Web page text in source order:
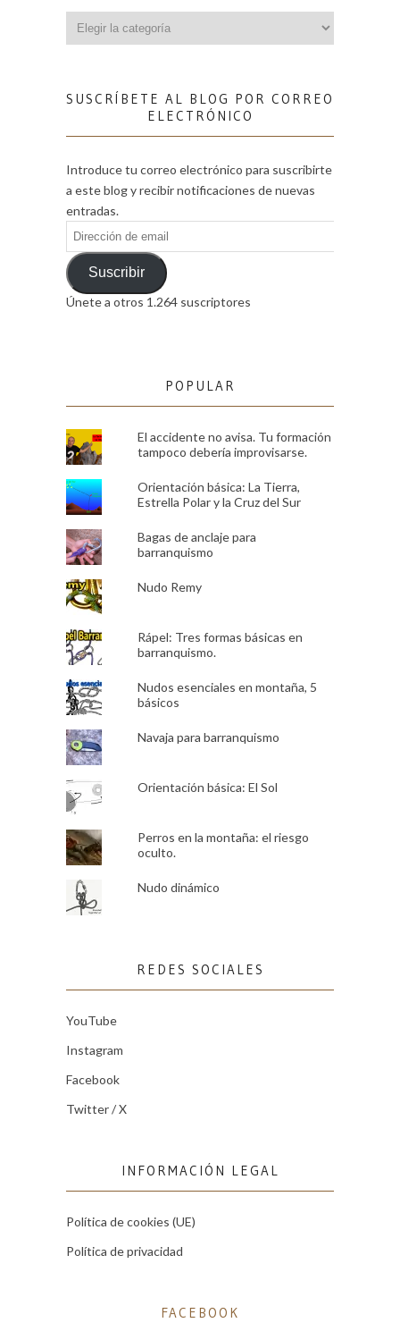
SUSCRÍBETE AL BLOG POR CORREO
ELECTRÓNICO
Introduce tu correo electrónico para suscribirte
a este blog y recibir notificaciones de nuevas
entradas.
Dirección
de
emailSuscribir
Únete a otros 1.264 suscriptores
POPULAR
El accidente no avisa. Tu formación
tampoco debería improvisarse.
Orientación básica: La Tierra,
Estrella Polar y la Cruz del Sur
Bagas de anclaje para
barranquismo
Nudo Remy
Rápel: Tres formas básicas en
barranquismo.
Nudos esenciales en montaña, 5
básicos
Navaja para barranquismo
Orientación básica: El Sol
Perros en la montaña: el riesgo
oculto.
Nudo dinámico
REDES SOCIALES
YouTube
Instagram
Facebook
Twitter / X
INFORMACIÓN LEGAL
Política de cookies (UE)
Política de privacidad
FACEBOOK